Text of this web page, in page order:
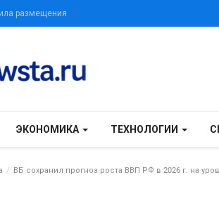
размещения
ЭКОНОМИКА ТЕХНОЛОГИИ
ВБ сохранил прогноз роста ВВП РФ в 2026 г. на